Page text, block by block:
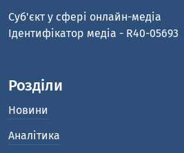
Cуб'єкт у сфері онлайн-медіа
Ідентифікатор медіа - R40-05693
Розділи
Новини
Аналітика